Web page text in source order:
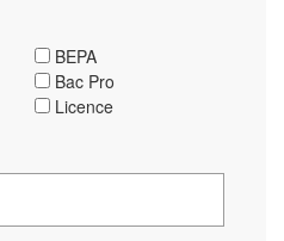
BEPA
Bac Pro
Licence